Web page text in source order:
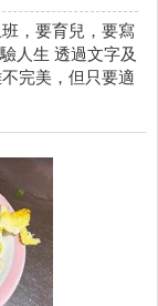
，要育兒，要寫
人生 透過文字及
完美，但只要適